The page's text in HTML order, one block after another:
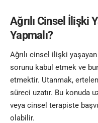
Ağrılı Cinsel İlişki
Yapmalı?
Ağrılı cinsel ilişki
sorunu kabul etmek ve
etmektir. Utanmak,
süreci uzatır. Bu konuda
veya cinsel terapiste
olabilir.